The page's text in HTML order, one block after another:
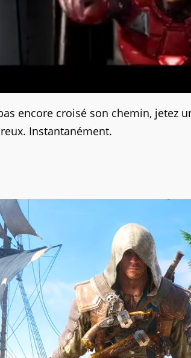
encore croisé son chemin, jetez
Instantanément.